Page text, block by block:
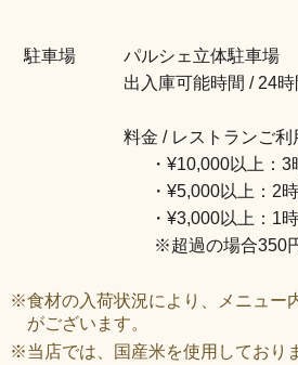
駐車場
パルシェ立体駐車場
出入庫可能時間 / 24
料金 / レストランご利
・¥10,000以上：3
・¥5,000以上：2時
・¥3,000以上：1時
※超過の場合350
※食材の入荷状況により、メニュー
がございます。
※当店では、国産米を使用しており